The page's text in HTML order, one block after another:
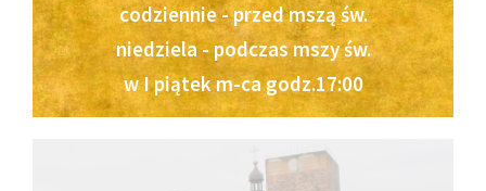
codziennie - przed mszą św.
niedziela - podczas mszy św.
w I piątek m-ca godz.17:00